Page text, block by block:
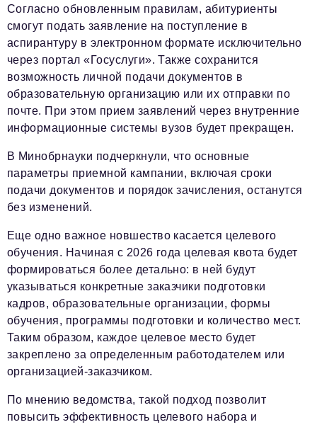
Согласно обновленным правилам, абитуриенты
смогут подать заявление на поступление в
аспирантуру в электронном формате исключительно
через портал «Госуслуги». Также сохранится
возможность личной подачи документов в
образовательную организацию или их отправки по
почте. При этом прием заявлений через внутренние
информационные системы вузов будет прекращен.
В Минобрнауки подчеркнули, что основные
параметры приемной кампании, включая сроки
подачи документов и порядок зачисления, останутся
без изменений.
Еще одно важное новшество касается целевого
обучения. Начиная с 2026 года целевая квота будет
формироваться более детально: в ней будут
указываться конкретные заказчики подготовки
кадров, образовательные организации, формы
обучения, программы подготовки и количество мест.
Таким образом, каждое целевое место будет
закреплено за определенным работодателем или
организацией-заказчиком.
По мнению ведомства, такой подход позволит
повысить эффективность целевого набора и